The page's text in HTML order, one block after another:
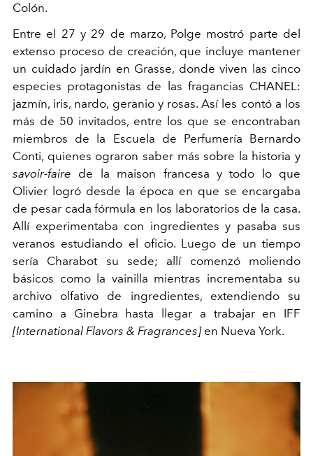
Colón.
Entre el 27 y 29 de marzo, Polge mostró parte del
extenso proceso de creación, que incluye mantener
un cuidado jardín en Grasse, donde viven las cinco
especies protagonistas de las fragancias CHANEL:
jazmín, iris, nardo, geranio y rosas. Así les contó a los
más de 50 invitados, entre los que se encontraban
miembros de la Escuela de Perfumería Bernardo
Conti, quienes ograron saber más sobre la historia y
savoir-faire de la maison francesa y todo lo que
Olivier logró desde la época en que se encargaba
de pesar cada fórmula en los laboratorios de la casa.
Allí experimentaba con ingredientes y pasaba sus
veranos estudiando el oficio. Luego de un tiempo
sería Charabot su sede; allí comenzó moliendo
básicos como la vainilla mientras incrementaba su
archivo olfativo de ingredientes, extendiendo su
camino a Ginebra hasta llegar a trabajar en IFF
[International Flavors & Fragrances]en Nueva York.